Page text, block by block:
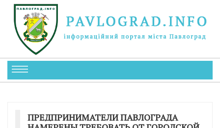
ПРЕДПРИНИМАТЕЛИ ПАВЛОГРАДА